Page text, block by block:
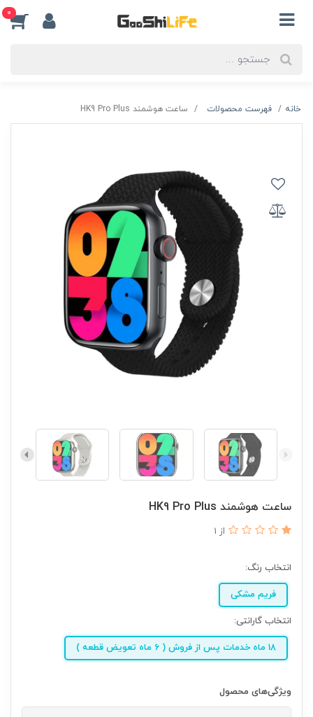
0
خانه فهرست محصولات ساعت هوشمند HK9 Pro Plus
ساعت هوشمند HK9 Pro Plus
از 1
انتخاب رنگ:
فریم مشکی
انتخاب گارانتی:
18 ماه خدمات پس از فروش ( 6 ماه تعویض قطعه )
ویژگی‌های محصول